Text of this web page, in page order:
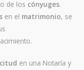
de los cónyuges.
en el matrimonio, se
en una Notaría y